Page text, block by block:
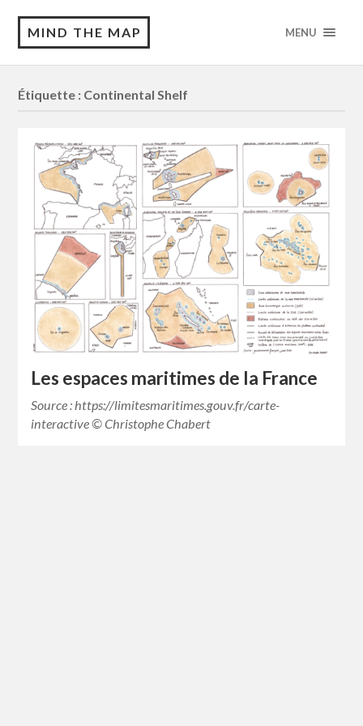
MIND THE MAP MENU
Étiquette : Continental Shelf
Les espaces maritimes de la France
Source : https://limitesmaritimes.gouv.fr/carte-
interactive © Christophe Chabert